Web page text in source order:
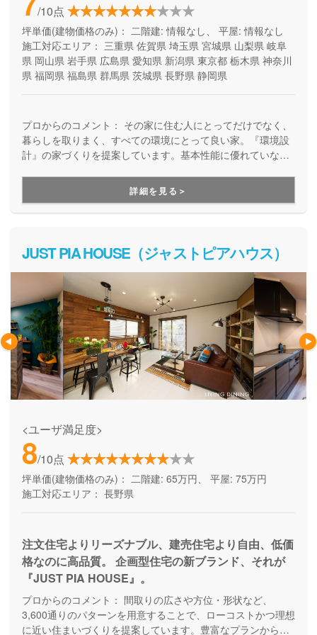
/10点
坪単価(建物価格のみ)： 二階建: 情報なし、 平屋: 情報なし
施工対応エリア： 三重県 佐賀県 埼玉県 宮城県 山梨県 岐阜
県 岡山県 岩手県 広島県 愛知県 新潟県 東京都 栃木県 神奈川
県 福岡県 福島県 群馬県 茨城県 長野県 静岡県
プロからのコメント： その家に住む人にとってだけでなく、
暮らしを取りまく、すべての環境にとって良い家。『環境設
計』の家づくりを提案しています。基本性能に優れていなが
で、そしてエコな住宅を提供しています。
詳細を見る＞
JUST PIA HOUSE（ジャストピアハウス）
<ユーザ満足度>
8/10点
坪単価(建物価格のみ)： 二階建: 65万円、 平屋: 75万円
施工対応エリア： 長野県
注文住宅よりリーズナブル、建売住宅より自由、低価
格なのに高品質。 企画型住宅の新ブランド、それが
『JUST PIA HOUSE』。
プロからのコメント： 間取りの広さや方位・形状など、
3,600通りのパターンを用意することで、ローコストかつ理想
に近い住まいづくりを提案しています。豊富なプランから、